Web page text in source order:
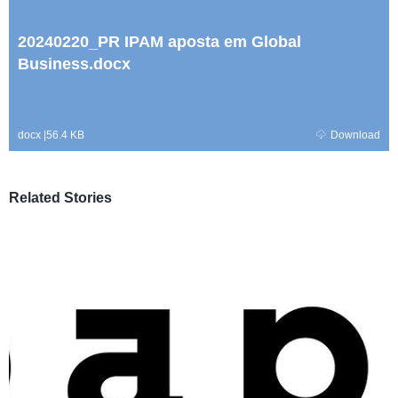
20240220_PR IPAM aposta em Global
Business.docx
docx 56.4 KB Download
Related Stories